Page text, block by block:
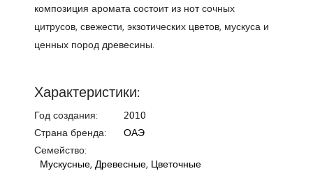
композиция аромата состоит из нот сочных
цитрусов, свежести, экзотических цветов, мускуса и
ценных пород древесины.
Характеристики:
Год создания:
2010
Страна бренда:
ОАЭ
Семейство:
Мускусные, Древесные, Цветочные